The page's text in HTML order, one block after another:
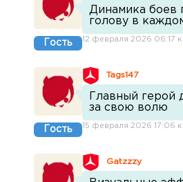
Гость
Динамика боев
голову в
12 февраля 2026 06:17 к
Гость
Tags147
Главный герой
за свою волю
15 февраля 2026 17:06 к
Gatzzzy